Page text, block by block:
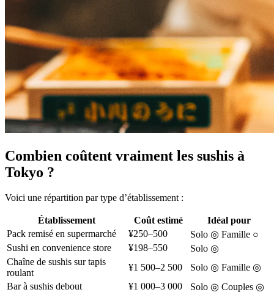
Combien coûtent vraiment les sushis à
Tokyo ?
Voici une répartition par type d’établissement :
Établissement Coût estimé
Idéal pour
Pack remisé en supermarché
¥250–500
Solo ◎ Famille ○
Sushi en convenience store
¥198–550
Solo ◎
Chaîne de sushis sur tapis
roulant
¥1 500–2 500
Solo ◎ Famille ◎
Bar à sushis debout
¥1 000–3 000
Solo ◎ Couples ◎